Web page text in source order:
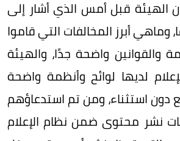
الهيئة قبل أمس الذي أشار إلى
49 مخالفًا، وماهي أبرز المخالفات التي قاموا
والقوانين واضحة جدًا، والهيئة
لديها لوائح وأنظمة واضحة
استثناء، ومن تم استدعاؤهم
نشر محتوى ضمن نظام الإعلام